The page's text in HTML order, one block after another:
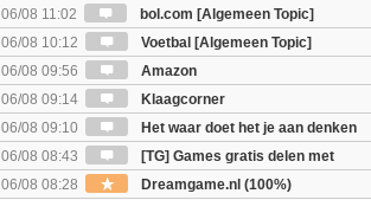
06/08 11:02
bol.com [Algemeen Topic]
06/08 10:12
Voetbal [Algemeen Topic]
06/08 09:56
Amazon
06/08 09:14
Klaagcorner
06/08 09:10
Het waar doet het je aan denken
spel! (3 posts wachten!)
06/08 08:43
[TG] Games gratis delen met
elkaar.
06/08 08:28
Dreamgame.nl (100%)